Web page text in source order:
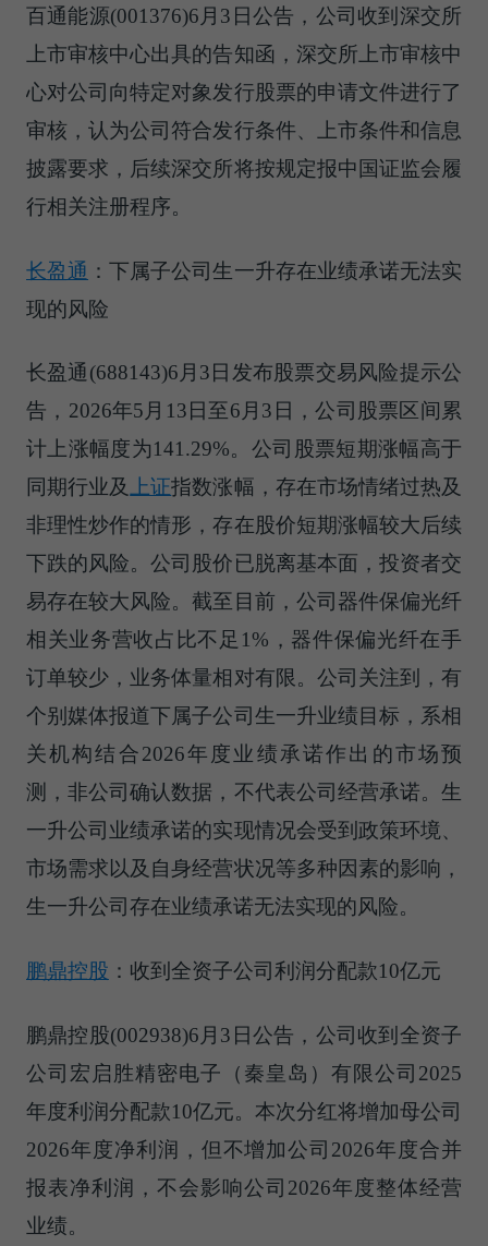
百通能源(001376)6月3日公告，公司收到深交所
上市审核中心出具的告知函，深交所上市审核中
心对公司向特定对象发行股票的申请文件进行了
审核，认为公司符合发行条件、上市条件和信息
披露要求，后续深交所将按规定报中国证监会履
行相关注册程序。
长盈通 ：下属子公司生一升存在业绩承诺无法实
现的风险
长盈通(688143)6月3日发布股票交易风险提示公
告，2026年5月13日至6月3日，公司股票区间累
计上涨幅度为141.29%。公司股票短期涨幅高于
同期行业及上证指数涨幅，存在市场情绪过热及
非理性炒作的情形，存在股价短期涨幅较大后续
下跌的风险。公司股价已脱离基本面，投资者交
易存在较大风险。截至目前，公司器件保偏光纤
相关业务营收占比不足1%，器件保偏光纤在手
订单较少，业务体量相对有限。公司关注到，有
个别媒体报道下属子公司生一升业绩目标，系相
关机构结合2026年度业绩承诺作出的市场预
测，非公司确认数据，不代表公司经营承诺。生
一升公司业绩承诺的实现情况会受到政策环境、
市场需求以及自身经营状况等多种因素的影响，
生一升公司存在业绩承诺无法实现的风险。
鹏鼎控股 ：收到全资子公司利润分配款10亿元
鹏鼎控股(002938)6月3日公告，公司收到全资子
公司宏启胜精密电子（秦皇岛）有限公司2025
年度利润分配款10亿元。本次分红将增加母公司
2026年度净利润，但不增加公司2026年度合并
报表净利润，不会影响公司2026年度整体经营
业绩。